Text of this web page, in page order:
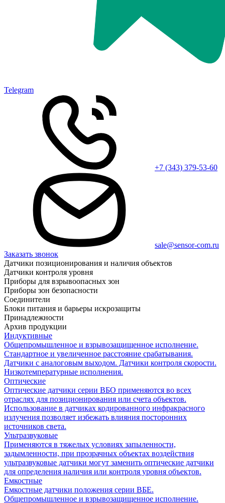
Telegram
+7 (343) 379-53-60
sale@sensor-com.ru
Заказать звонок
Датчики позиционирования и наличия объектов
Датчики контроля уровня
Приборы для взрывоопасных зон
Приборы зон безопасности
Соединители
Блоки питания и барьеры искрозащиты
Принадлежности
Архив продукции
Индуктивные
Общепромышленное и взрывозащищенное исполнение.
Стандартное и увеличенное расстояние срабатывания.
Датчики с аналоговым выходом. Датчики контроля скорости.
Низкотемпературные исполнения.
Оптические
Оптические датчики серии ВБО применяются во всех
отраслях для позиционирования или счета объектов.
Использование в датчиках кодированного инфракрасного
излучения позволяет избежать влияния посторонних
источников света.
Ультразвуковые
Применяются в тяжелых условиях запыленности,
задымленности, при прозрачных объектах воздействия
ультразвуковые датчики могут заменить оптические датчики
для определения наличия или контроля уровня объектов.
Емкостные
Емкостные датчики положения серии ВБЕ.
Общепромышленное и взрывозащищенное исполнение.